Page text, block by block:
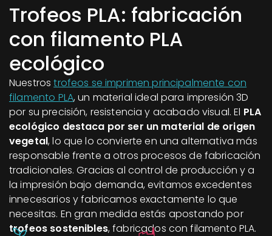
Trofeos PLA: fabricación
con filamento PLA
ecológico
Nuestrostrofeos se imprimen principalmente con
filamento PLA, un material ideal para impresión 3D
por su precisión, resistencia y acabado visual. El PLA
ecológico destaca por ser un material de origen
vegetal, lo que lo convierte en una alternativa más
responsable frente a otros procesos de fabricación
tradicionales. Gracias al control de producción y a
la impresión bajo demanda, evitamos excedentes
innecesarios y fabricamos exactamente lo que
necesitas. En gran medida estás apostando por
trofeos sostenibles, fabricados con filamento PLA.